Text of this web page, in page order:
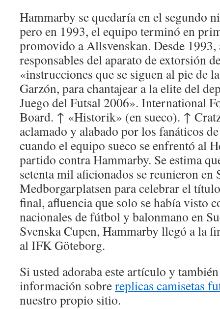
Hammarby se quedaría en el segundo
pero en 1993, el equipo terminó en
promovido a Allsvenskan. Desde 1993,
responsables del aparato de extorsión
«instrucciones que se siguen al pie de
Garzón, para chantajear a la elite del
Juego del Futsal 2006». International
Board. ↑ «Historik» (en sueco). ↑
aclamado y alabado por los fanáticos
cuando el equipo sueco se enfrentó al
partido contra Hammarby. Se estima
setenta mil aficionados se reunieron en
Medborgarplatsen para celebrar el
final, afluencia que solo se había visto
nacionales de fútbol y balonmano en
Svenska Cupen, Hammarby llegó a la
al IFK Göteborg.
Si usted adoraba este artículo y
información sobrereplicas camisetas
nuestro propio sitio.